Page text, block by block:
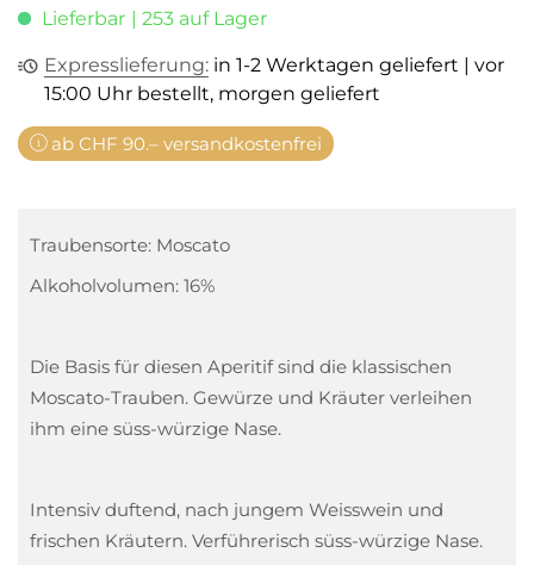
Lieferbar | 253 auf Lager
Expresslieferung: in 1-2 Werktagen geliefert | vor
15:00 Uhr bestellt, morgen geliefert
ab CHF 90.– versandkostenfrei
Traubensorte: Moscato
Alkoholvolumen: 16%
Die Basis für diesen Aperitif sind die klassischen
Moscato-Trauben. Gewürze und Kräuter verleihen
ihm eine süss-würzige Nase.
Intensiv duftend, nach jungem Weisswein und
frischen Kräutern. Verführerisch süss-würzige Nase.